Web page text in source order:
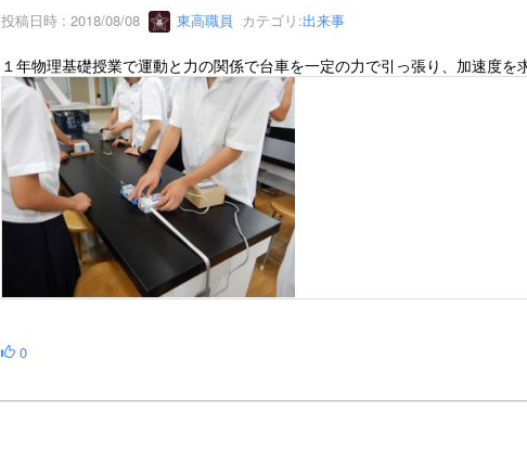
投稿日時 : 2018/08/08 東高職員 カテゴリ:出来事
１年物理基礎授業で運動と力の関係で台車を一定の力で引っ張り、加速度
0